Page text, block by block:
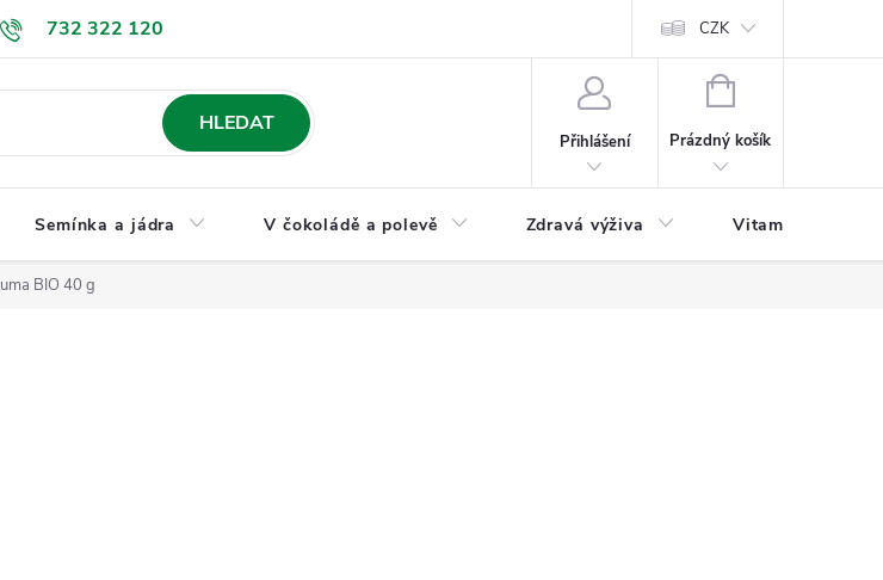
732 322 120
osobních údajů Jak nakupovat Formulář pro odstoupení od
CZK
HLEDAT
Přihlášení
NÁKUPNÍ
Prázdný košík
Semínka a jádra V čokoládě a polevě Zdravá výživa Vitamíny a
BIO 40 g